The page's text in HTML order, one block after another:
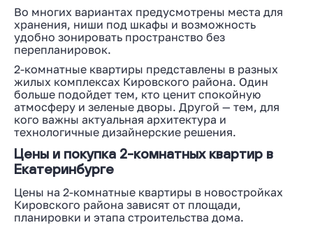
Во многих вариантах предусмотрены места для
хранения, ниши под шкафы и возможность
удобно зонировать пространство без
перепланировок.
2-комнатные квартиры представлены в разных
жилых комплексах Кировского района. Один
больше подойдет тем, кто ценит спокойную
атмосферу и зеленые дворы. Другой — тем, для
кого важны актуальная архитектура и
технологичные дизайнерские решения.
Цены и покупка 2-комнатных квартир в
Екатеринбурге
Цены на 2-комнатные квартиры в новостройках
Кировского района зависят от площади,
планировки и этапа строительства дома.